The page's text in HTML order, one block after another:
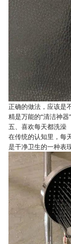
正确的做法，应该是
精是万能的“清洁神器”
五、喜欢每天都洗澡
在传统的认知里，每
是干净卫生的一种表现